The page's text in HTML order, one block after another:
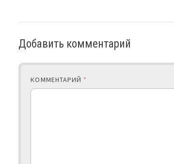
Добавить комментарий
КОММЕНТАРИЙ *